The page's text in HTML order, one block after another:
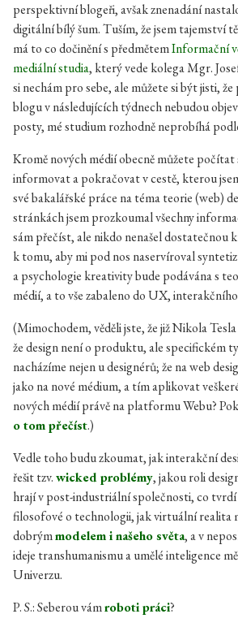
perspektivní blogeři, avšak znenadání
digitální bílý šum. Tuším, že jsem tajemství
má to co dočinění s předmětemInformační
mediální studia, který vede kolega Mgr.
si nechám pro sebe, ale můžete si být jisti,
blogu v následujících týdnech nebudou
posty, mé studium rozhodně neprobíhá
Kromě nových médií obecně můžete počítat
informovat a pokračovat v cestě, kterou
své bakalářské práce na téma teorie (web)
stránkách jsem prozkoumal všechny
sám přečíst, ale nikdo nenašel dostatečnou
k tomu, aby mi pod nos naservíroval
a psychologie kreativity bude podávána s
médií, a to vše zabaleno do UX,
(Mimochodem, věděli jste, že již Nikola
že design není o produktu, ale specifickém
nacházíme nejen u designérů; že na web
jako na nové médium, a tím aplikovat
nových médií právě na platformu Webu?
o tom přečíst.)
Vedle toho budu zkoumat, jak interakční
řešit tzv.wicked problémy, jakou roli
hrají v post-industriální společnosti, co tvrdí
filosofové o technologii, jak virtuální realita
dobrýmmodelem i našeho světa, a v
ideje transhumanismu a umělé inteligence
Univerzu.
P. S.: Seberou vámroboti práci?